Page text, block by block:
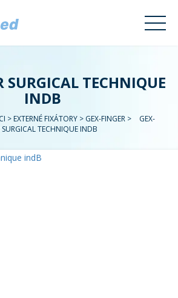
SURGICAL TECHNIQUE
INDB
> EXTERNÉ FIXÁTORY > GEX-FINGER >
GEX-
SURGICAL TECHNIQUE INDB
indB